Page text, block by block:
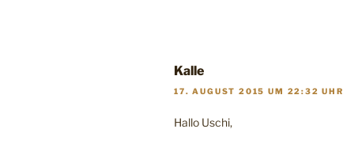
Kalle
17. AUGUST 2015 UM 22:32 UHR
Hallo Uschi,